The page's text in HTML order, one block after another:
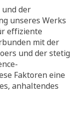
der
unseres Werks
effiziente
mit der
und der stetig
Faktoren eine
anhaltendes